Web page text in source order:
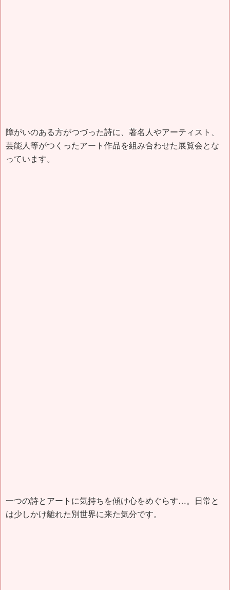
障がいのある方がつづった詩に、著名人やアーティスト、
芸能人等がつくったアート作品を組み合わせた展覧会とな
っています。
一つの詩とアートに気持ちを傾け心をめぐらす…。日常と
は少しかけ離れた別世界に来た気分です。